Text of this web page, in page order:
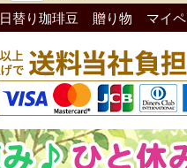
日替り珈琲豆 贈り物 マイ